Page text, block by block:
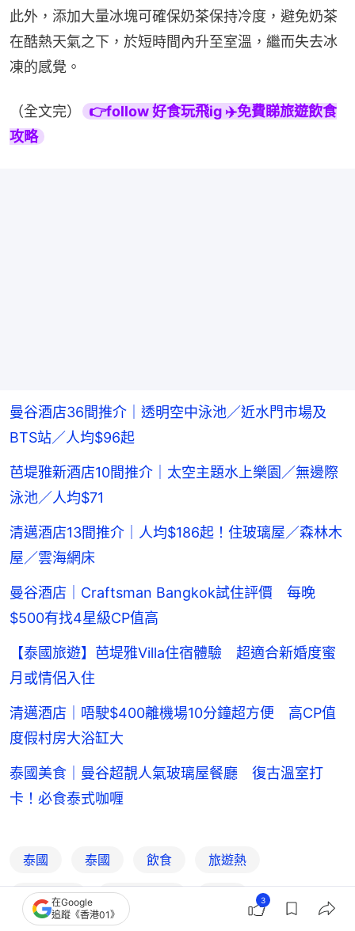
此外，添加大量冰塊可確保奶茶保持冷度，避免奶茶
在酷熱天氣之下，於短時間內升至室溫，繼而失去冰
凍的感覺。
（全文完）
👉follow 好食玩飛ig ✈️免費睇旅遊飲食
攻略
曼谷酒店36間推介｜透明空中泳池／近水門市場及
BTS站／人均$96起
芭堤雅新酒店10間推介｜太空主題水上樂園／無邊際
泳池／人均$71
清邁酒店13間推介｜人均$186起！住玻璃屋／森林木
屋／雲海網床
曼谷酒店｜Craftsman Bangkok試住評價 每晚
$500有找4星級CP值高
【泰國旅遊】芭堤雅Villa住宿體驗 超適合新婚度蜜
月或情侶入住
清邁酒店｜唔駛$400離機場10分鐘超方便 高CP值
度假村房大浴缸大
泰國美食｜曼谷超靚人氣玻璃屋餐廳 復古溫室打
卡！必食泰式咖喱
泰國 泰國 飲食 旅遊熱
旅遊熱話 食玩買通識
在Google
追蹤《香港01》
3